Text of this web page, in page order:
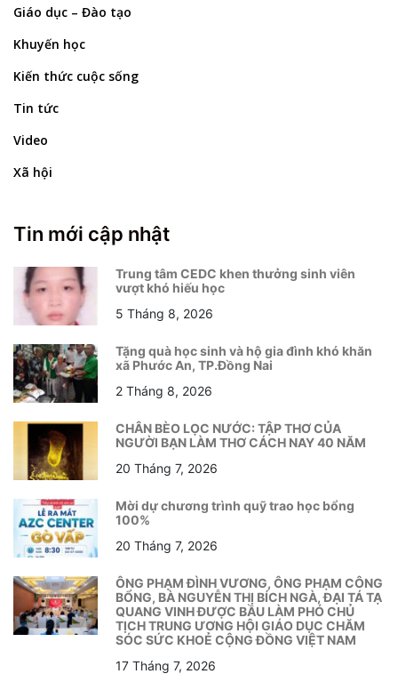
Giáo dục – Đào tạo
Khuyến học
Kiến thức cuộc sống
Tin tức
Video
Xã hội
Tin mới cập nhật
Trung tâm CEDC khen thưởng sinh viên
vượt khó hiếu học
5 Tháng 8, 2026
Tặng quà học sinh và hộ gia đình khó khăn
xã Phước An, TP.Đồng Nai
2 Tháng 8, 2026
CHÂN BÈO LỌC NƯỚC: TẬP THƠ CỦA
NGƯỜI BẠN LÀM THƠ CÁCH NAY 40 NĂM
20 Tháng 7, 2026
Mời dự chương trình quỹ trao học bổng
100%
20 Tháng 7, 2026
ÔNG PHẠM ĐÌNH VƯƠNG, ÔNG PHẠM CÔNG
BỔNG, BÀ NGUYỄN THỊ BÍCH NGÀ, ĐẠI TÁ TẠ
QUANG VINH ĐƯỢC BẦU LÀM PHÓ CHỦ
TỊCH TRUNG ƯƠNG HỘI GIÁO DỤC CHĂM
SÓC SỨC KHOẺ CỘNG ĐỒNG VIỆT NAM
17 Tháng 7, 2026